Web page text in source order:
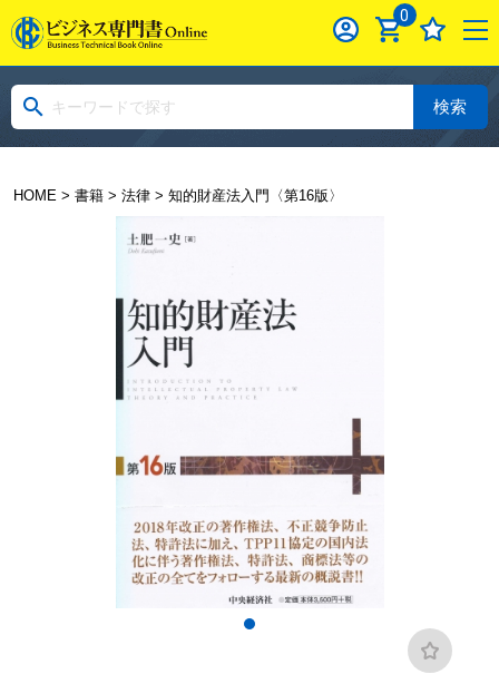
0
検索
HOME> 書籍> 法律> 知的財産法入門〈第16版〉